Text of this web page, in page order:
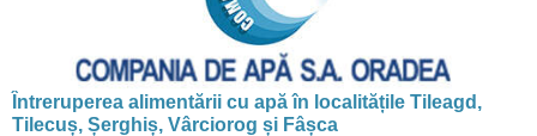
Întreruperea alimentării cu apă în localitățile Tileagd,
Tilecuș, Șerghiș, Vârciorog și Fâșca